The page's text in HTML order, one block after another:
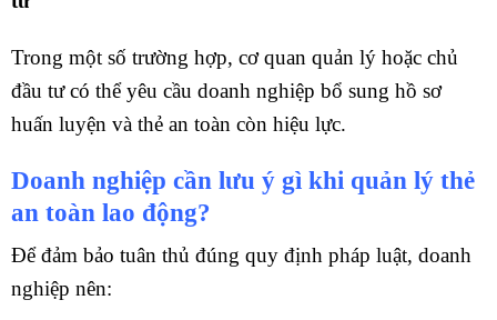
Trong một số trường hợp, cơ quan quản lý hoặc chủ
đầu tư có thể yêu cầu doanh nghiệp bổ sung hồ sơ
huấn luyện và thẻ an toàn còn hiệu lực.
Doanh nghiệp cần lưu ý gì khi quản lý thẻ
an toàn lao động?
Để đảm bảo tuân thủ đúng quy định pháp luật, doanh
nghiệp nên: